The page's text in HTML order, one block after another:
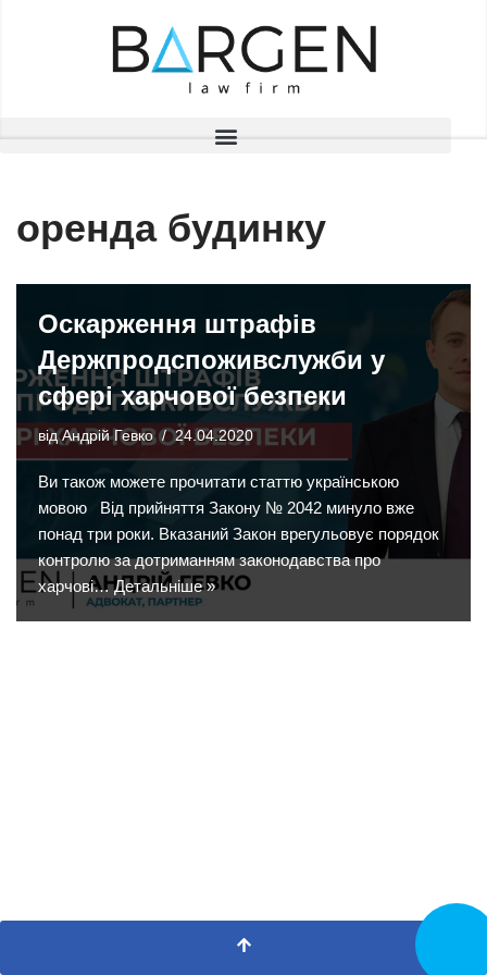
оренда будинку
Оскарження штрафів
Держпродспоживслужби у
сфері харчової безпеки
відАндрій Гевко 24.04.2020
Ви також можете прочитати статтю українською
мовою Від прийняття Закону № 2042 минуло вже
понад три роки. Вказаний Закон врегульовує порядок
контролю за дотриманням законодавства про
харчові…Детальніше »